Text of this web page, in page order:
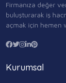
Firmanıza değer
buluşturarak iş
açmak için hemen
Kurumsal